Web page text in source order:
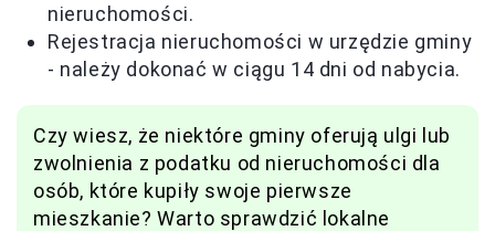
nieruchomości.
Rejestracja nieruchomości w urzędzie gminy
- należy dokonać w ciągu 14 dni od nabycia.
Czy wiesz, że niektóre gminy oferują ulgi lub
zwolnienia z podatku od nieruchomości dla
osób, które kupiły swoje pierwsze
mieszkanie? Warto sprawdzić lokalne